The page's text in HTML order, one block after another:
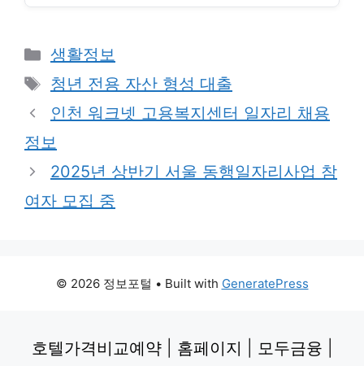
Categories
생활정보
Tags
청년 전용 자산 형성 대출
인천 워크넷 고용복지센터 일자리 채용
정보
2025년 상반기 서울 동행일자리사업 참
여자 모집 중
© 2026 정보포털 • Built with GeneratePress
호텔가격비교예약| 홈페이지 모두금융